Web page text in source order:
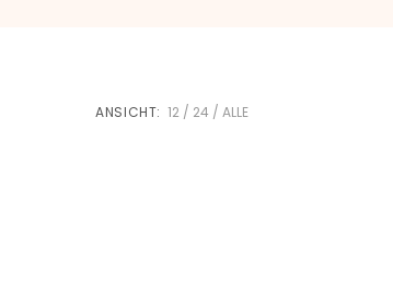
ANSICHT: 12 24 ALLE